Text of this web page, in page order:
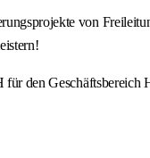
von
den